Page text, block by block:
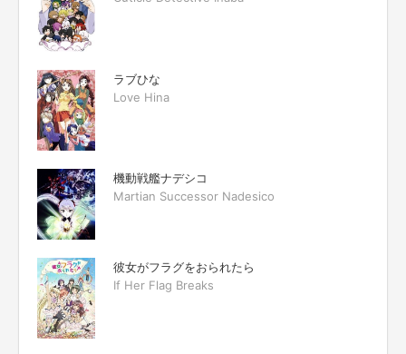
ラブひな
Love Hina
機動戦艦ナデシコ
Martian Successor Nadesico
彼女がフラグをおられたら
If Her Flag Breaks